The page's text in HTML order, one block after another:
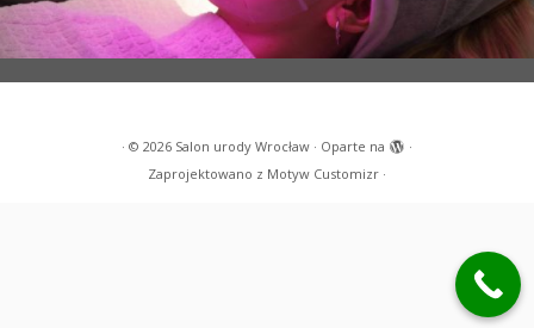
· © 2026 Salon urody Wrocław · Oparte na
·
Zaprojektowano z Motyw Customizr ·